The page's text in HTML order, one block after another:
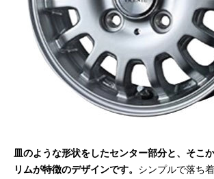
皿のような形状をしたセンター部分と、そこ
リムが特徴のデザインです。 シンプルで落ち